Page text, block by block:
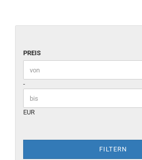
PREIS
Preis bis
-
EUR
FILTERN